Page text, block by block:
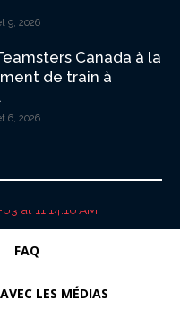
9, 2026
Canada à la
de train à
6, 2026
FAQ
LES MÉDIAS